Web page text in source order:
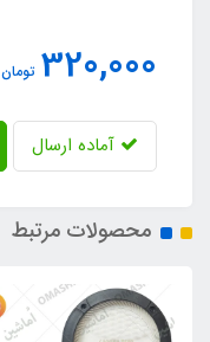
320,000 تومان
آماده ارسال
محصولات مرتبط